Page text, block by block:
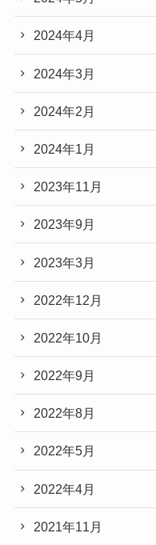
2024年4月
2024年3月
2024年2月
2024年1月
2023年11月
2023年9月
2023年3月
2022年12月
2022年10月
2022年9月
2022年8月
2022年5月
2022年4月
2021年11月